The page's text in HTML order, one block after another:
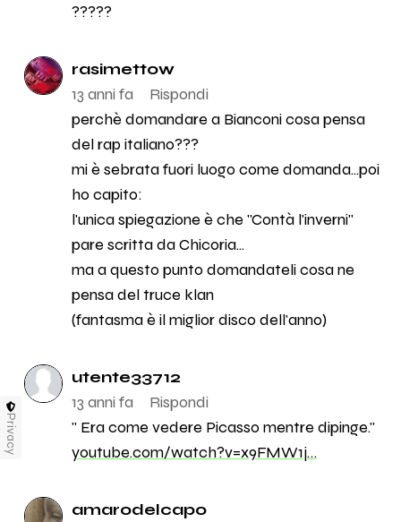
?????
rasimettow
13 anni fa
Rispondi
perchè domandare a Bianconi cosa pensa
del rap italiano???
mi è sebrata fuori luogo come domanda...poi
ho capito:
l'unica spiegazione è che "Contà l'inverni"
pare scritta da Chicoria...
ma a questo punto domandateli cosa ne
pensa del truce klan
(fantasma è il miglior disco dell'anno)
utente33712
13 anni fa
Rispondi
" Era come vedere Picasso mentre dipinge."
youtube.com/watch?v=x9FMW1j…
amarodelcapo
Privacy